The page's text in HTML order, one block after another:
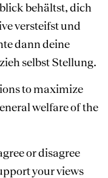
behältst, dich
versteifst und
dann deine
selbst Stellung.
to maximize
welfare of the
or disagree
your views